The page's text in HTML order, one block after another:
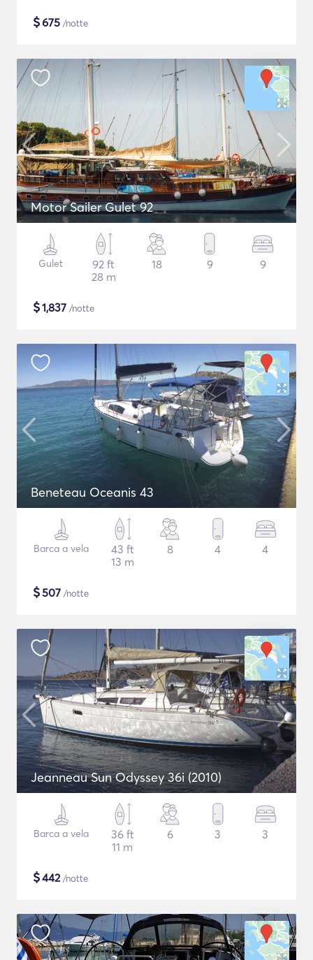
$675 /notte
Motor Sailer Gulet 92
Gulet
92 ft
28 m
18 9 9
$1,837 /notte
Beneteau Oceanis 43
Barca a vela
43 ft
13 m
8 4 4
$507 /notte
Jeanneau Sun Odyssey 36i (2010)
Barca a vela
36 ft
11 m
6 3 3
$442/notte